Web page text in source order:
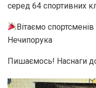
серед 64 спортивних
Вітаємо
Нечипорука
Пишаємось! Наснаги